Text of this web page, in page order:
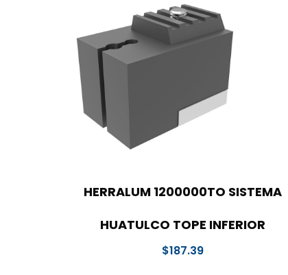
HERRALUM 1200000TO SISTEMA
HUATULCO TOPE INFERIOR
$187.39